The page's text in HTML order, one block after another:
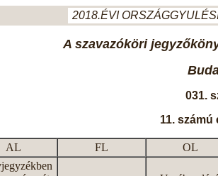
2018.ÉVI
A szavazóköri
031.
11.
AL FL
OL